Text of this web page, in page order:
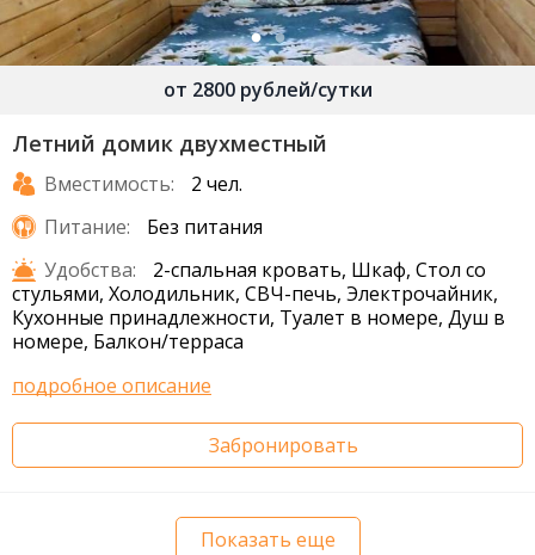
от 2800 рублей/сутки
Летний домик двухместный
Вместимость:
2 чел.
Питание:
Без питания
Удобства:
2-спальная кровать, Шкаф, Стол со
стульями, Холодильник, СВЧ-печь, Электрочайник,
Кухонные принадлежности, Туалет в номере, Душ в
номере, Балкон/терраса
подробное описание
Забронировать
Показать еще